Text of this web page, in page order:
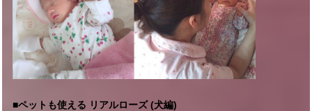
■ペットも使える リアルローズ (犬編)